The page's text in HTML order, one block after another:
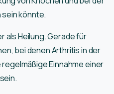
sein könnte.
als Heilung. Gerade für
bei denen Arthritis in der
Einnahme einer